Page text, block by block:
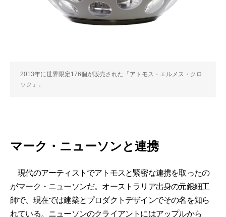
2013年に世界限定176個が販売された「アトモス・エルメス・クロ
ック」。
マーク・ニューソンと連携
現代のアーティストでアトモスと緊密な連携を取ったの
がマーク・ニューソンだ。オーストラリア出身の元銀細工
師で、現在では建築とプロダクトデザインでその名を知ら
れている。ニューソンのクライアントにはアップルから